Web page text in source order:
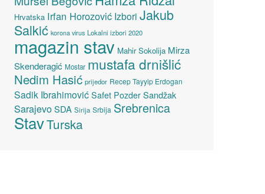
Hrvatska Irfan Horozović Izbori Jakub
Salkić korona virus Lokalni izbori 2020
magazin stav Mahir Sokolija Mirza
Skenderagić Mostar mustafa drnišlić
Nedim Hasić prijedor Recep Tayyip Erdogan
Sadik Ibrahimović Safet Pozder Sandžak
SarajevoSDA Sirija Srbija Srebrenica
StavTurska